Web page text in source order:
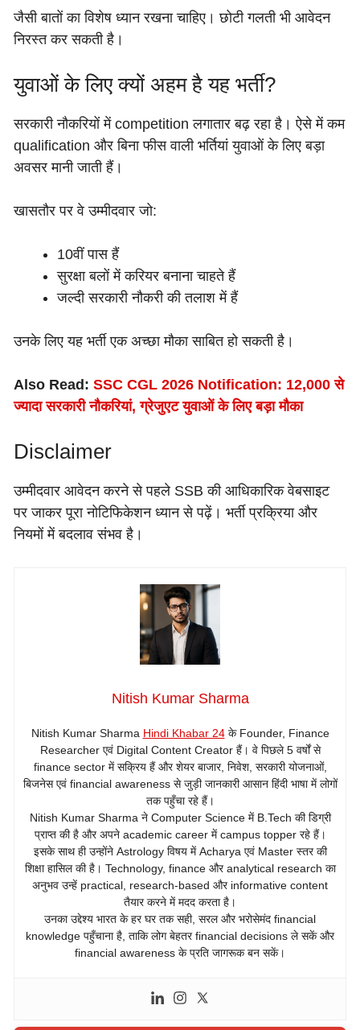
जैसी बातों का विशेष ध्यान रखना चाहिए। छोटी गलती भी आवेदन
निरस्त कर सकती है।
युवाओं के लिए क्यों अहम है यह भर्ती?
सरकारी नौकरियों में competition लगातार बढ़ रहा है। ऐसे में कम
qualification और बिना फीस वाली भर्तियां युवाओं के लिए बड़ा
अवसर मानी जाती हैं।
खासतौर पर वे उम्मीदवार जो:
10वीं पास हैं
सुरक्षा बलों में करियर बनाना चाहते हैं
जल्दी सरकारी नौकरी की तलाश में हैं
उनके लिए यह भर्ती एक अच्छा मौका साबित हो सकती है।
Also Read: SSC CGL 2026 Notification: 12,000 से
ज्यादा सरकारी नौकरियां, ग्रेजुएट युवाओं के लिए बड़ा मौका
Disclaimer
उम्मीदवार आवेदन करने से पहले SSB की आधिकारिक वेबसाइट
पर जाकर पूरा नोटिफिकेशन ध्यान से पढ़ें। भर्ती प्रक्रिया और
नियमों में बदलाव संभव है।
Nitish Kumar Sharma
Nitish Kumar Sharma Hindi Khabar 24के Founder, Finance
Researcher एवं Digital Content Creator हैं। वे पिछले 5 वर्षों से
finance sector में सक्रिय हैं और शेयर बाजार, निवेश, सरकारी योजनाओं,
बिजनेस एवं financial awareness से जुड़ी जानकारी आसान हिंदी भाषा में लोगों
तक पहुँचा रहे हैं।
Nitish Kumar Sharma ने Computer Science में B.Tech की डिग्री
प्राप्त की है और अपने academic career में campus topper रहे हैं।
इसके साथ ही उन्होंने Astrology विषय में Acharya एवं Master स्तर की
शिक्षा हासिल की है। Technology, finance और analytical research का
अनुभव उन्हें practical, research-based और informative content
तैयार करने में मदद करता है।
उनका उद्देश्य भारत के हर घर तक सही, सरल और भरोसेमंद financial
knowledge पहुँचाना है, ताकि लोग बेहतर financial decisions ले सकें और
financial awareness के प्रति जागरूक बन सकें।